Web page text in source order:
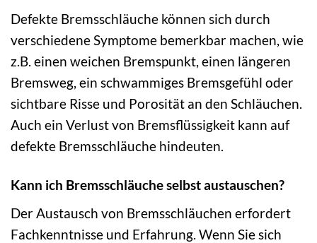
Defekte Bremsschläuche können sich durch
verschiedene Symptome bemerkbar machen, wie
z.B. einen weichen Bremspunkt, einen längeren
Bremsweg, ein schwammiges Bremsgefühl oder
sichtbare Risse und Porosität an den Schläuchen.
Auch ein Verlust von Bremsflüssigkeit kann auf
defekte Bremsschläuche hindeuten.
Kann ich Bremsschläuche selbst austauschen?
Der Austausch von Bremsschläuchen erfordert
Fachkenntnisse und Erfahrung. Wenn Sie sich